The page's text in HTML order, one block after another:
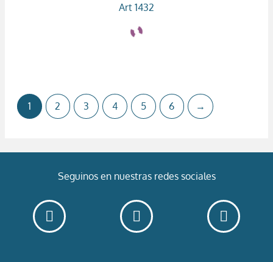
Art 1432
1 2 3 4 5 6 →
Seguinos en nuestras redes sociales